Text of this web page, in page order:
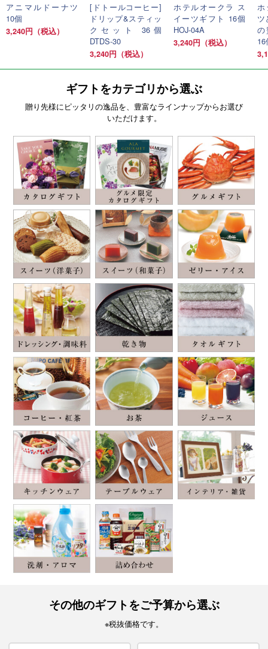
アニマルドーナツ
10個
3,240円（税込）
[ドトールコーヒー]
ドリップ&スティッ
クセット 36個
DTDS-30
3,240円（税込）
ホテルオークラ ス
イーツギフト 16個
HOJ-04A
3,240円（税込）
ツ
ギフトをカテゴリから選ぶ
贈り先様にピッタリの逸品を、豊富なラインナップからお選び
いただけます。
その他のギフトをご予算から選ぶ
※税抜価格です。